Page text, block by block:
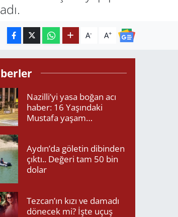
A- A+
Nazilli’yi yasa boğan acı
haber: 16 Yaşındaki
Mustafa yaşam
Aydın’da göletin dibinden
çıktı.. Değeri tam 50 bin
dolar
Tezcan’ın kızı ve damadı
dönecek mi? İşte uçuş